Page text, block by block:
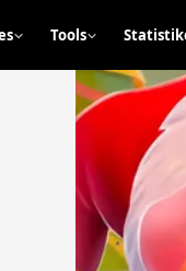
Tools